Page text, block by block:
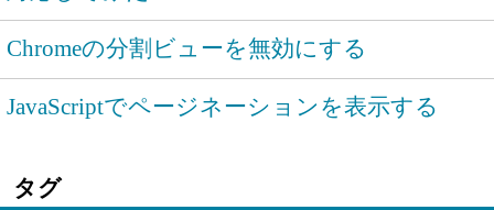
Chromeの分割ビューを無効にする
JavaScriptでページネーションを表示する
タグ